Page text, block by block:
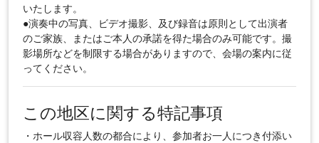
いたします。
●演奏中の写真、ビデオ撮影、及び録音は原則として出演者
のご家族、またはご本人の承諾を得た場合のみ可能です。撮
影場所などを制限する場合がありますので、会場の案内に従
ってください。
この地区に関する特記事項
・ホール収容人数の都合により、参加者お一人につき付添い